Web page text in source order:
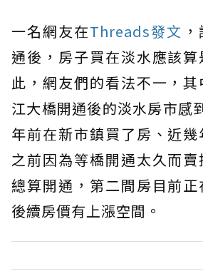
一名網友在Threads發文
通後，房子買在淡水應該
此，網友們的看法不一，
江大橋開通後的淡水房市感
年前在新市鎮買了房、近幾
之前因為等橋開通太久而
總算開通，第二間房目前
後續房價有上漲空間。